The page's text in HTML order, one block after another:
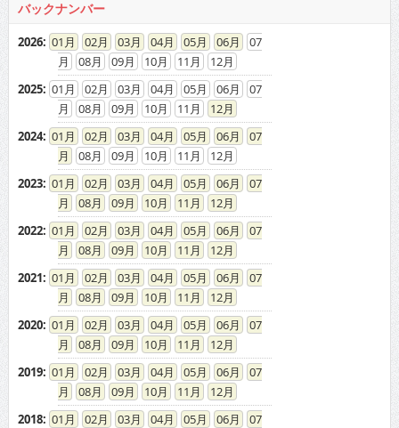
バックナンバー
2026: 01 02 03 04 05 06
07
08
09 10 11
12
2025: 01 02 03 04 05 06
07
08
09 10 11
12
2024: 01 02 03 04 05 06
07
08
09 10 11
12
2023: 01 02 03 04 05 06
07
08
09 10 11
12
2022: 01 02 03 04 05 06
07
08
09 10 11
12
2021: 01 02 03 04 05 06
07
08
09 10 11
12
2020: 01 02 03 04 05 06
07
08
09 10 11
12
2019: 01 02 03 04 05 06
07
08
09 10 11
12
2018: 01 02 03 04 05 06
07